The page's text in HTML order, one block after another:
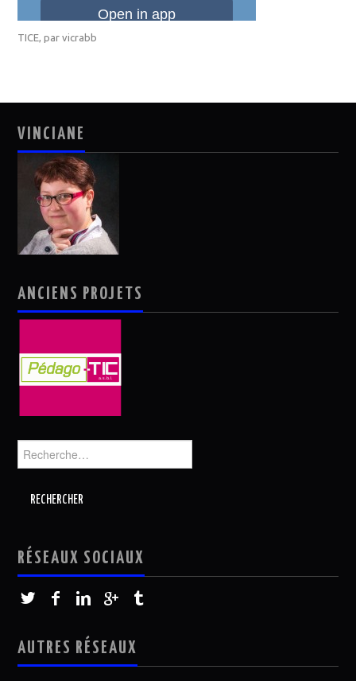
TICE, parvicrabb
VINCIANE
ANCIENS PROJETS
Rechercher :
RÉSEAUX SOCIAUX
AUTRES RÉSEAUX